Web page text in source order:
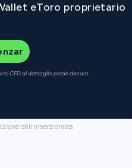
eToro proprietario
CFD al dettaglio perde denaro.
dell'inserzionista